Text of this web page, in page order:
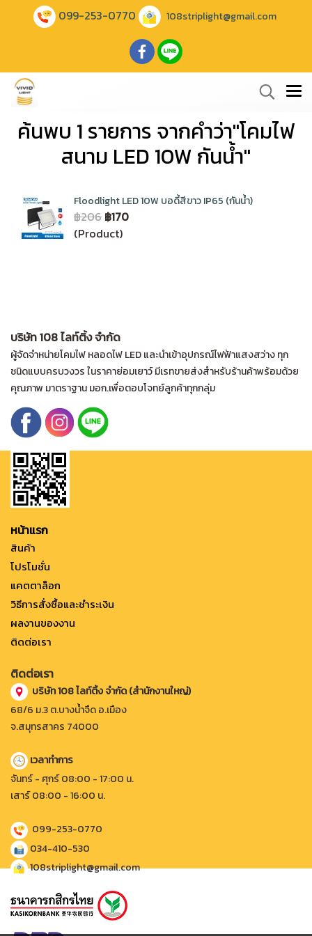
099-253-0770 108striplight@gmail.com
ค้นพบ 1 รายการ จากคำว่า"โคมไฟ
สนาม LED 10W กันน้ำ"
Floodlight LED 10W บอดี้สีขาว IP65 (กันน้ำ)
฿206 ฿170
(Product)
บริษัท 108 ไลท์ติ้ง จำกัด
ผู้จัดจำหน่ายโคมไฟ หลอดไฟ LED และนำเข้าอุปกรณ์ไฟฟ้าแสงสว่าง ทุก
ชนิดแบบครบวงวร ในราคาย่อมเยาว์ มีเรทขายส่งสำหรับร้านค้าพร้อมด้วย
คุณภาพ มาตราฐาน มอก.เพื่อตอบโจทย์ลูกค้าทุกกลุ่ม
หน้าแรก
สินค้า
โปรโมชั่น
แคตตาล็อก
วิธีการสั่งซื้อและชำระเงิน
ผลงานของงาน
ติดต่อเรา
ติดต่อเรา
บริษัท 108 ไลท์ติ้ง จำกัด (สำนักงานใหญ่)
68/6 ม.3 ต.บางน้ำจืด อ.เมือง
จ.สมุทรสาคร 74000
เวลาทำการ
จันทร์ - ศุกร์ 08:00 - 17:00 น.
เสาร์ 08:00 - 16:00 น.
099-253-0770
034-410-530
108striplight@gmail.com